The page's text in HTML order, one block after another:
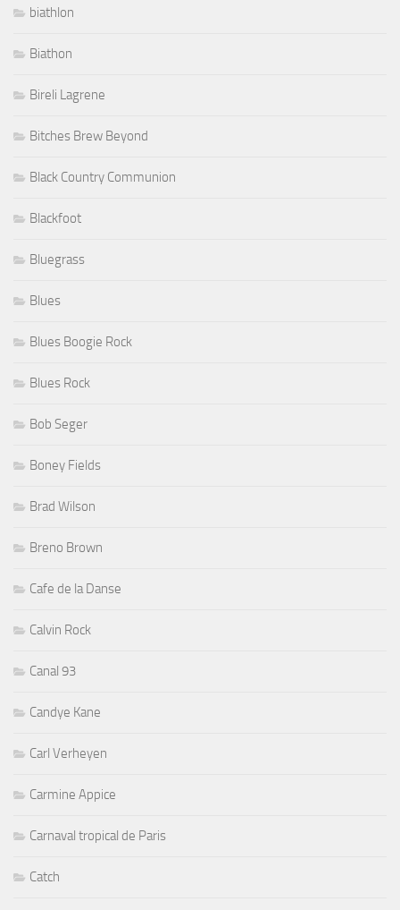
biathlon
Biathon
Bireli Lagrene
Bitches Brew Beyond
Black Country Communion
Blackfoot
Bluegrass
Blues
Blues Boogie Rock
Blues Rock
Bob Seger
Boney Fields
Brad Wilson
Breno Brown
Cafe de la Danse
Calvin Rock
Canal 93
Candye Kane
Carl Verheyen
Carmine Appice
Carnaval tropical de Paris
Catch